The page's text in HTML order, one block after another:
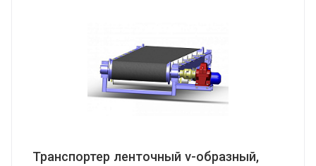
Транспортер ленточный v-образный,